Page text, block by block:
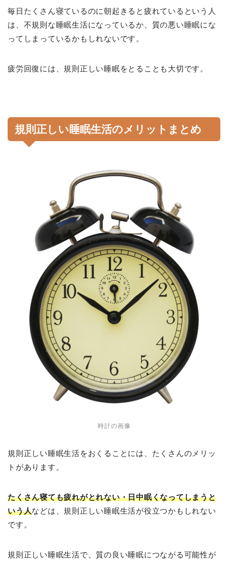
毎日たくさん寝ているのに朝起きると疲れているという人
は、不規則な睡眠生活になっているか、質の悪い睡眠にな
ってしまっているかもしれないです。
疲労回復には、規則正しい睡眠をとることも大切です。
規則正しい睡眠生活のメリットまとめ
時計の画像
規則正しい睡眠生活をおくることには、たくさんのメリッ
トがあります。
たくさん寝ても疲れがとれない・日中眠くなってしまうと
いう人などは、規則正しい睡眠生活が役立つかもしれない
です。
規則正しい睡眠生活で、質の良い睡眠につながる可能性が